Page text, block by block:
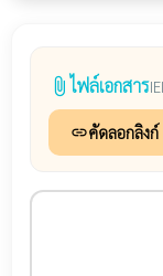
attach_file ไฟล์เอกสาร
linkคัดลอกลิงก์